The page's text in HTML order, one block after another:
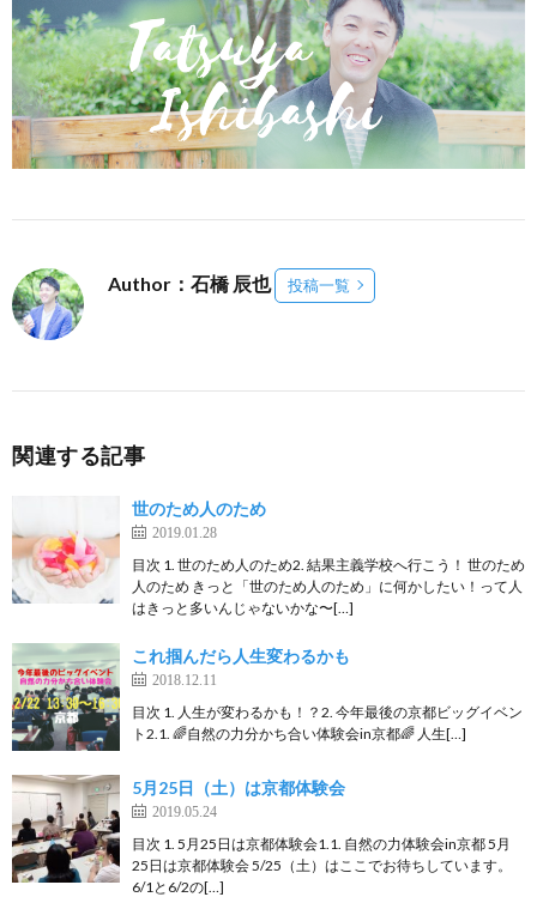
Author：石橋 辰也 投稿一覧
関連する記事
世のため人のため
2019.01.28
目次 1. 世のため人のため2. 結果主義学校へ行こう！ 世のため
人のため きっと「世のため人のため」に何かしたい！って人
はきっと多いんじゃないかな〜[…]
これ掴んだら人生変わるかも
2018.12.11
目次 1. 人生が変わるかも！？2. 今年最後の京都ビッグイベン
ト2.1. 🌈自然の力分かち合い体験会in京都🌈 人生[…]
5月25日（土）は京都体験会
2019.05.24
目次 1. 5月25日は京都体験会1.1. 自然の力体験会in京都 5月
25日は京都体験会 5/25（土）はここでお待ちしています。
6/1と6/2の[…]